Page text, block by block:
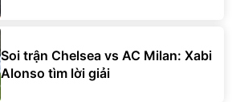
Soi trận Chelsea vs AC Milan: Xabi
Alonso tìm lời giải